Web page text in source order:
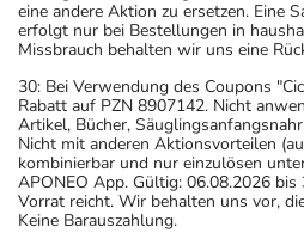
eine andere Aktion zu ersetzen. Eine
erfolgt nur bei Bestellungen in
Missbrauch behalten wir uns eine
30: Bei Verwendung des Coupons
Rabatt auf PZN 8907142. Nicht
Artikel, Bücher,
Nicht mit anderen Aktionsvorteilen
kombinierbar und nur einzulösen
APONEO App. Gültig: 06.08.2026
Vorrat reicht. Wir behalten uns vor,
Keine Barauszahlung.